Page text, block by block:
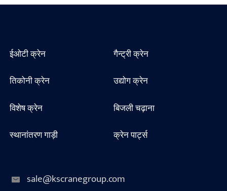
ईओटी क्रेन
गैन्ट्री क्रेन
तिकोनी क्रेन
उद्योग क्रेन
विशेष क्रेन
बिजली चढ़ाना
स्थानांतरण गाड़ी
क्रेन पार्ट्स
sale@kscranegroup.com